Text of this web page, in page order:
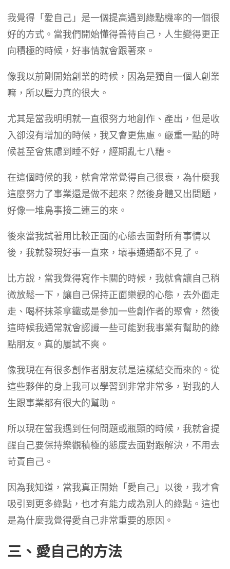
我覺得「愛自己」是一個提高遇到綠點機率的一個很
好的方式。當我們開始懂得善待自己，人生變得更正
向積極的時候，好事情就會跟著來。
像我以前剛開始創業的時候，因為是獨自一個人創業
嘛，所以壓力真的很大。
尤其是當我明明就一直很努力地創作、產出，但是收
入卻沒有增加的時候，我又會更焦慮。嚴重一點的時
候甚至會焦慮到睡不好，經期亂七八糟。
在這個時候的我，就會常常覺得自己很衰，為什麼我
這麼努力了事業還是做不起來？然後身體又出問題，
好像一堆鳥事接二連三的來。
後來當我試著用比較正面的心態去面對所有事情以
後，我就發現好事一直來，壞事通通都不見了。
比方說，當我覺得寫作卡關的時候，我就會讓自己稍
微放鬆一下，讓自己保持正面樂觀的心態，去外面走
走、喝杯抹茶拿鐵或是參加一些創作者的聚會，然後
這時候我通常就會認識一些可能對我事業有幫助的綠
點朋友。真的屢試不爽。
像我現在有很多創作者朋友就是這樣結交而來的。從
這些夥伴的身上我可以學習到非常非常多，對我的人
生跟事業都有很大的幫助。
所以現在當我遇到任何問題或瓶頸的時候，我就會提
醒自己要保持樂觀積極的態度去面對跟解決，不用去
苛責自己。
因為我知道，當我真正開始「愛自己」以後，我才會
吸引到更多綠點，也才有能力成為別人的綠點。這也
是為什麼我覺得愛自己非常重要的原因。
三、愛自己的方法